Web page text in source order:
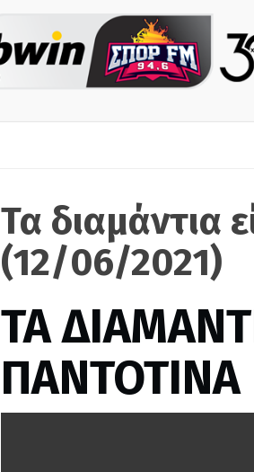
Τα διαμάντια
(12/06/2021)
ΤΑ
ΠΑΝΤΟΤΙΝΑ